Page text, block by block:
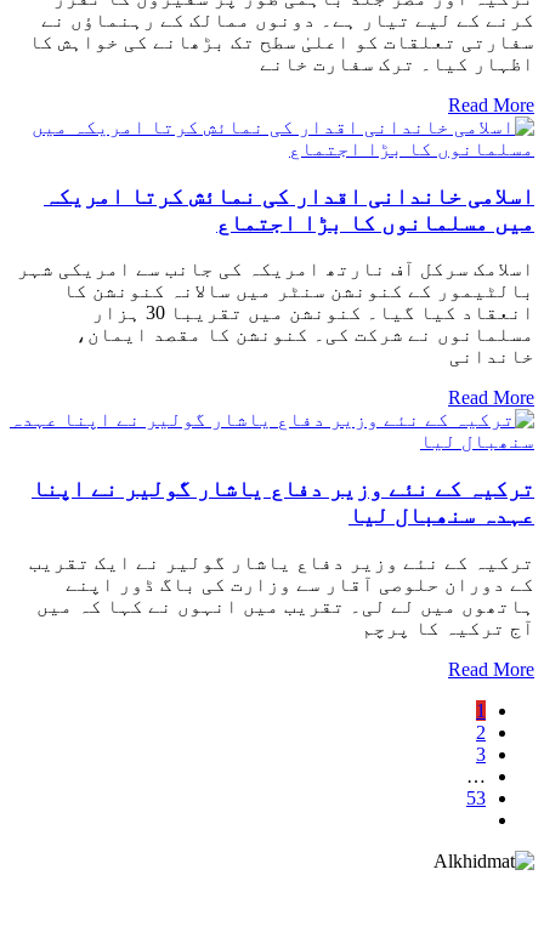
کرنے کے لیے تیار ہے۔ دونوں ممالک کے رہنماؤں نے
سفارتی تعلقات کو اعلیٰ سطح تک بڑھانے کی خواہش کا
اظہار کیا۔ ترک سفارت خانے
Read More
اسلامی خاندانی اقدار کی نمائش کرتا امریکہ
میں مسلمانوں کا بڑا اجتماع
اسلامک سرکل آف نارتھ امریکہ کی جانب سے امریکی شہر
بالٹیمور کے کنونشن سنٹر میں سالانہ کنونشن کا
انعقاد کیا گیا۔ کنونشن میں تقریبا 30 ہزار
مسلمانوں نے شرکت کی۔ کنونشن کا مقصد ایمان،
خاندانی
Read More
ترکیہ کے نئے وزیر دفاع یاشار گولیر نے اپنا
عہدہ سنھبال لیا
ترکیہ کے نئے وزیر دفاع یاشار گولیر نے ایک تقریب
کے دوران حلوصی آقار سے وزارت کی باگ ڈور اپنے
ہاتھوں میں لے لی۔ تقریب میں انہوں نے کہا کہ میں
آج ترکیہ کا پرچم
Read More
1
2
3
…
53